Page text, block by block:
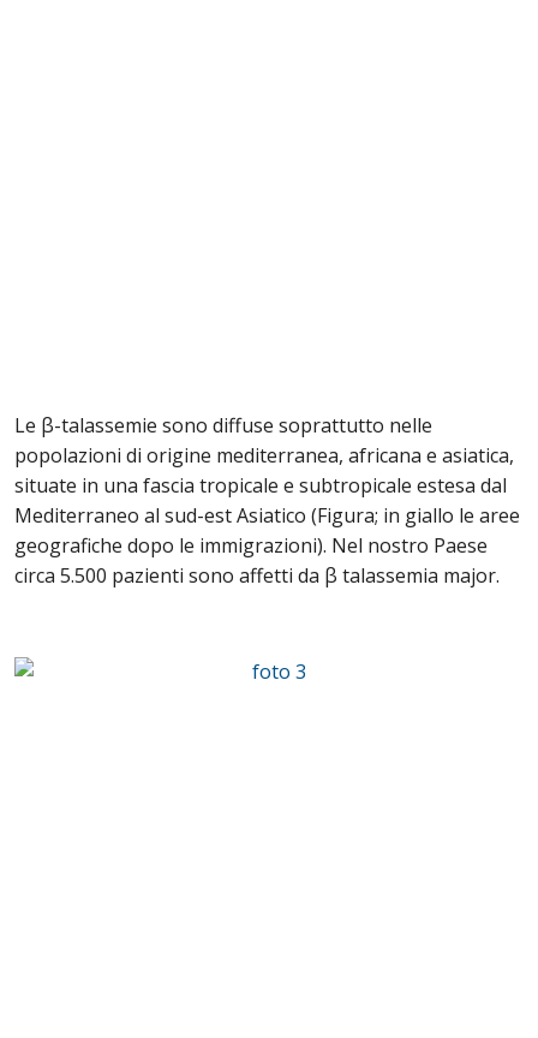
Le β-talassemie sono diffuse soprattutto nelle
popolazioni di origine mediterranea, africana e asiatica,
situate in una fascia tropicale e subtropicale estesa dal
Mediterraneo al sud-est Asiatico (Figura; in giallo le aree
geografiche dopo le immigrazioni). Nel nostro Paese
circa 5.500 pazienti sono affetti da β talassemia major.